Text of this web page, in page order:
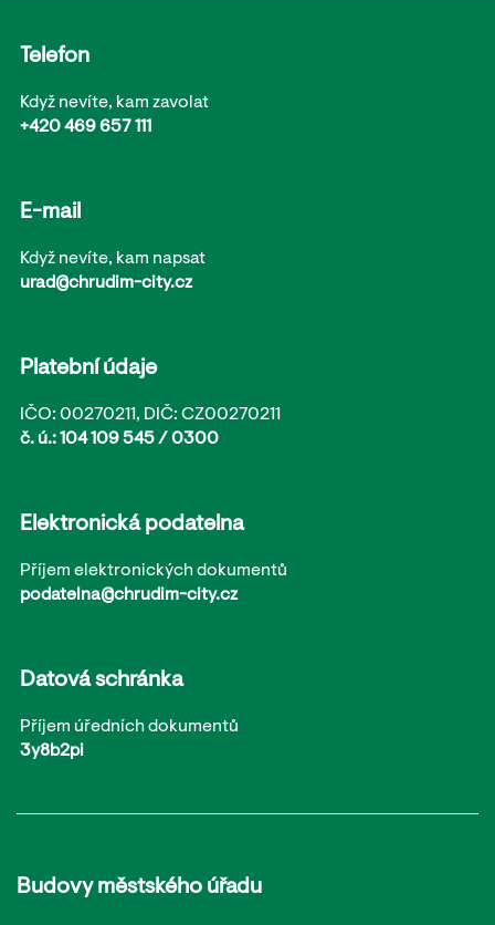
Telefon
Když nevíte, kam zavolat
+420 469 657 111
E-mail
Když nevíte, kam napsat
urad@chrudim-city.cz
Platební údaje
IČO: 00270211, DIČ: CZ00270211
č. ú.: 104 109 545 / 0300
Elektronická podatelna
Příjem elektronických dokumentů
podatelna@chrudim-city.cz
Datová schránka
Příjem úředních dokumentů
3y8b2pi
Budovy městského úřadu